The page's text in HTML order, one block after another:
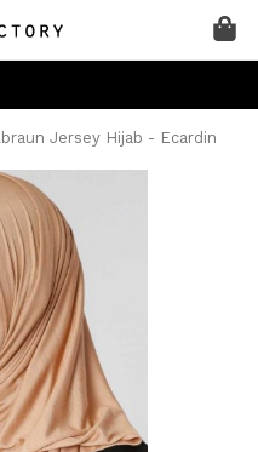
Jersey Hijab - Ecardin